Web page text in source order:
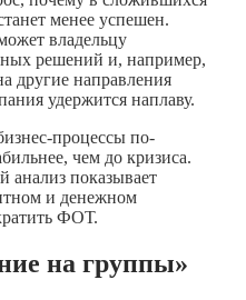
менее успешен.
владельцу
решений и, например,
другие направления
удержится наплаву.
процессы по-
чем до кризиса.
анализ показывает
и денежном
ФОТ.
на группы»